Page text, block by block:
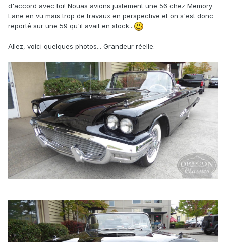
https://bringatrailer.com/listing/1959-ford-thunderbird-8/
(Exemple de ’59 pris totalement au hasard du net.)
mieux, les '57😉).
d'accord avec toi! Nouas avions justement une 56 chez Memory
Lane en vu mais trop de travaux en perspective et on s'est donc
reporté sur une 59 qu'il avait en stock...
Allez, voici quelques photos... Grandeur réelle.